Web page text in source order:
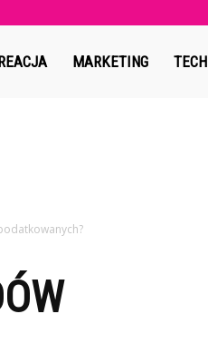
MARKETING